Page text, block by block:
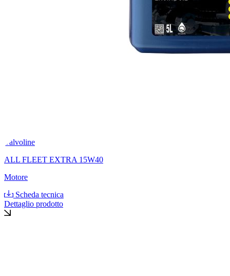
Valvoline
ALL FLEET EXTRA 15W40
Motore
Scheda tecnica
Dettaglio prodotto